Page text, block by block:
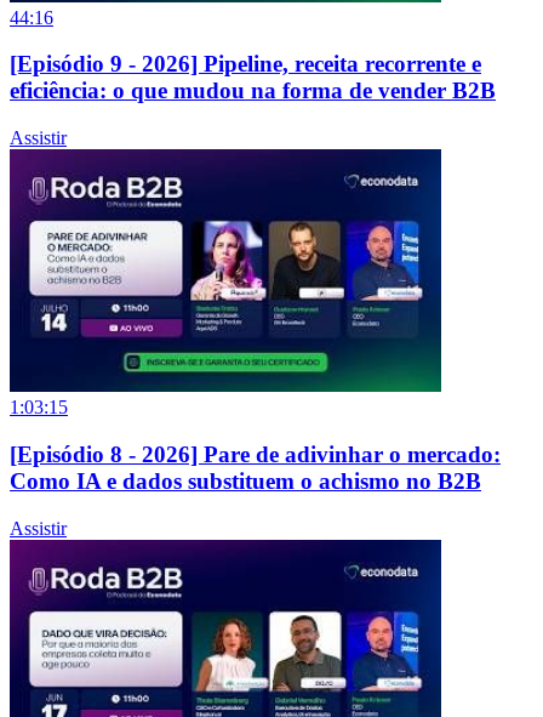
44:16
[Episódio 9 - 2026] Pipeline, receita recorrente e
eficiência: o que mudou na forma de vender B2B
Assistir
1:03:15
[Episódio 8 - 2026] Pare de adivinhar o mercado:
Como IA e dados substituem o achismo no B2B
Assistir